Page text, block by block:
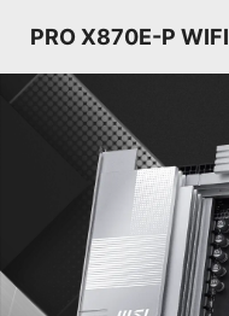
PRO X870E-P WIFI